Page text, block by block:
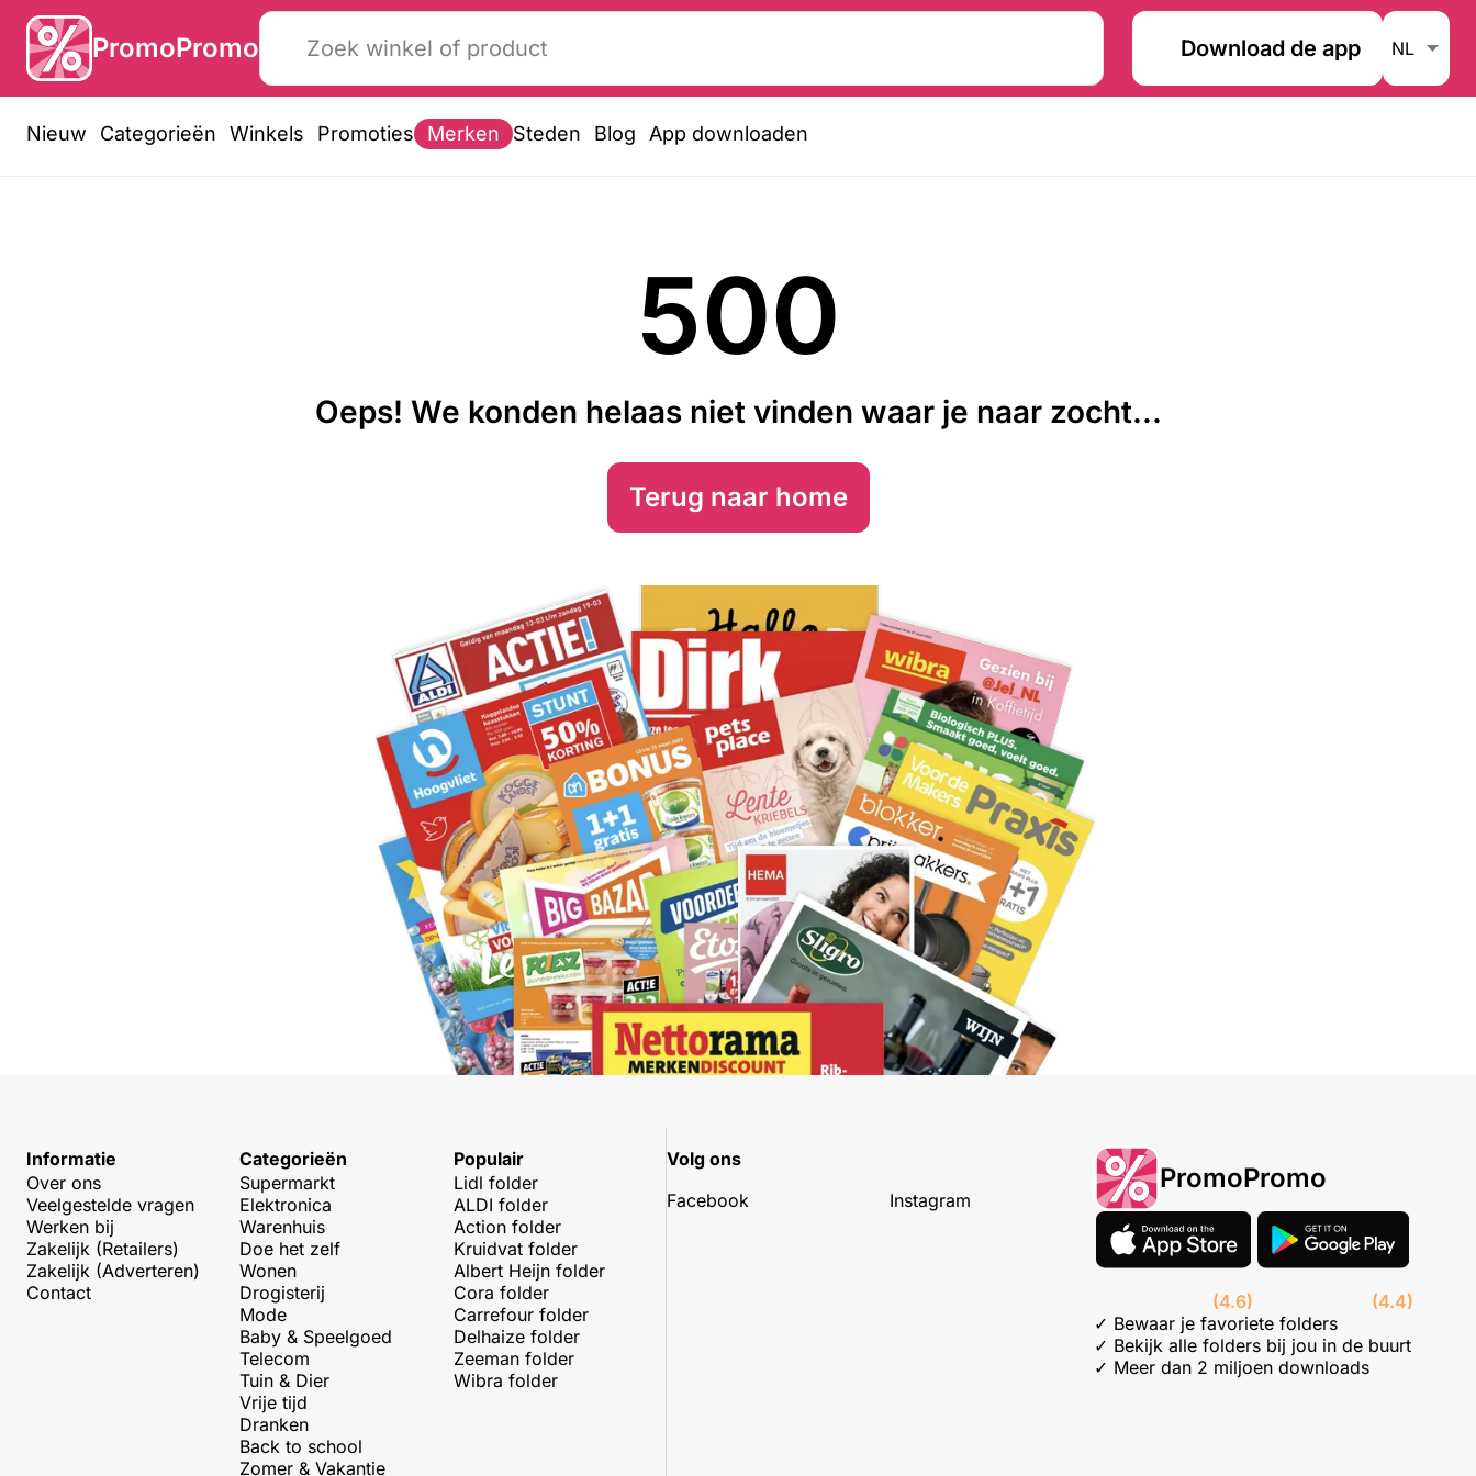
PromoPromo Download de app
Nieuw Categorieën Winkels Promoties Merken Steden Blog App downloaden
500
Oeps! We konden helaas niet vinden waar je naar zocht...
Terug naar home
Informatie
Over ons
Veelgestelde vragen
Werken bij
Zakelijk (Retailers)
Zakelijk (Adverteren)
Contact
Categorieën
Supermarkt
Elektronica
Warenhuis
Doe het zelf
Wonen
Drogisterij
Mode
Baby & Speelgoed
Telecom
Tuin & Dier
Vrije tijd
Dranken
Back to school
Zomer & Vakantie
Populair
Lidl folder
ALDI folder
Action folder
Kruidvat folder
Albert Heijn folder
Cora folder
Carrefour folder
Delhaize folder
Zeeman folder
Wibra folder
Volg ons
Facebook
Instagram
PromoPromo
(4.6)
(4.4)
✓ Bewaar je favoriete folders
✓ Bekijk alle folders bij jou in de buurt
✓ Meer dan 2 miljoen downloads